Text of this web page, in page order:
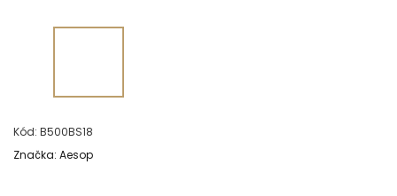
Kód: B500BS18
Značka: Aesop